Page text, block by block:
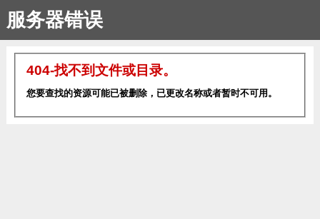
服务器错误
404-找不到文件或目录。
您要查找的资源可能已被删除，已更改名称或者暂时不可用。